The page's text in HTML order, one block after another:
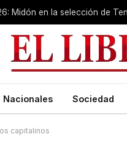
Midón en la selección de
Nacionales Sociedad
capitalinos